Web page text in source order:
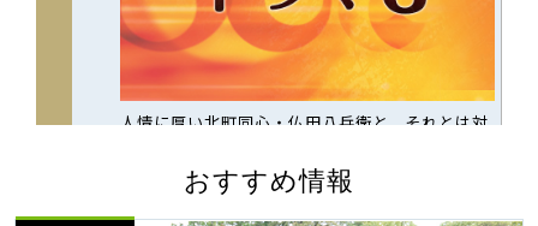
おすすめ情報